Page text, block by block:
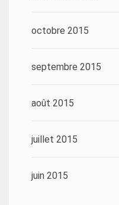
octobre 2015
septembre 2015
août 2015
juillet 2015
juin 2015